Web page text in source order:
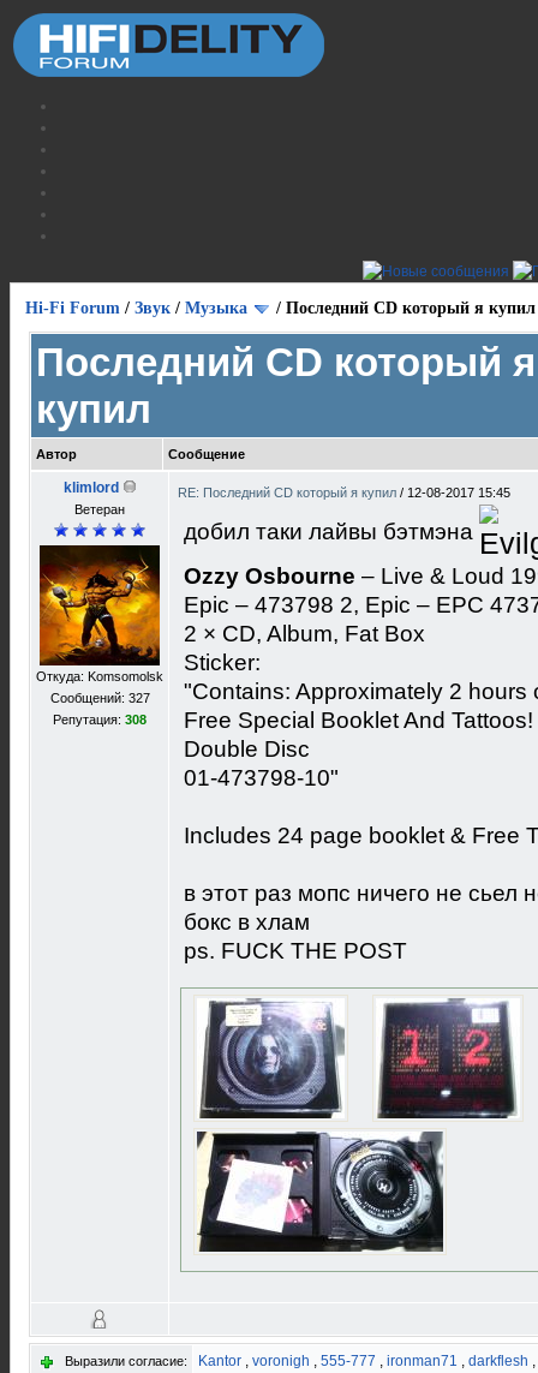
Hi-Fi Forum / Звук / Музыка / Последний CD который я купил
Последний CD который я
купил
Автор Сообщение
klimlord
Ветеран
Откуда: Komsomolsk
Сообщений: 327
Репутация: 308
RE: Последний CD который я купил / 12-08-2017 15:45
добил таки лайвы бэтмэна
Ozzy Osbourne ‎– Live & Loud
Epic ‎– 473798 2, Epic ‎– EPC
2 × CD, Album, Fat Box
Sticker:
"Contains: Approximately 2 hours
Free Special Booklet And Tattoos!
Double Disc
01-473798-10"
Includes 24 page booklet & Free
в этот раз мопс ничего не
бокс в хлам
ps. FUCK THE POST
Выразили согласие: Kantor , voronigh , 555-777 , ironman71 , darkflesh ,